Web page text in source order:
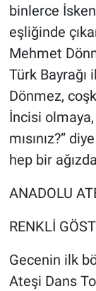
binlerce
eşliğinde
Mehmet
Türk
Dönmez,
İncisi
mısınız?”
hep bir
ANADOLU
RENKLİ
Gecenin ilk
Ateşi Dans